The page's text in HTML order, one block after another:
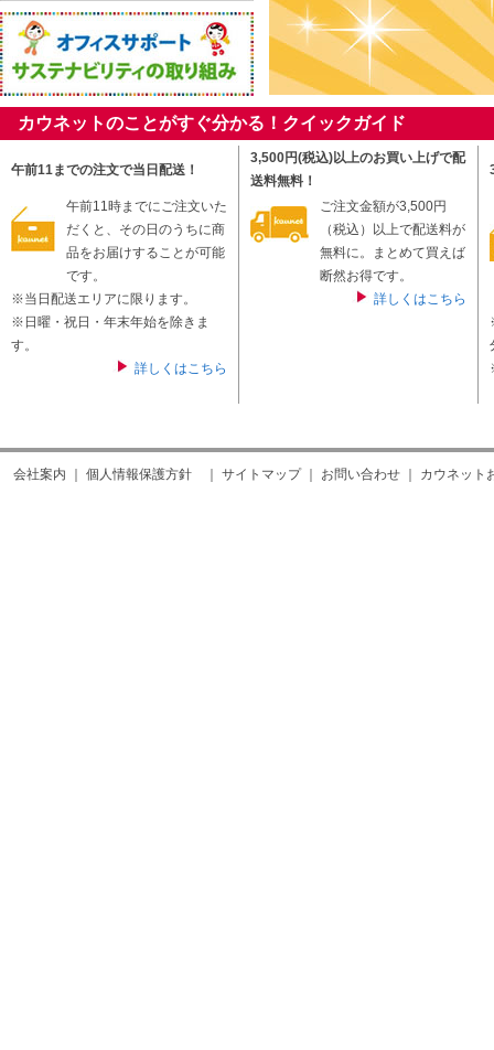
カウネットのことがすぐ分かる！クイックガイド
午前11までの注文で当日配送！
午前11時までにご注文いた
だくと、その日のうちに商
品をお届けすることが可能
です。
※当日配送エリアに限ります。
※日曜・祝日・年末年始を除きま
す。
詳しくはこちら
3,500円(税込)以上のお買い上げで配
送料無料！
ご注文金額が3,500円
（税込）以上で配送料が
無料に。まとめて買えば
断然お得です。
詳しくはこちら
会社案内 個人情報保護方針 サイトマップ｜ お問い合わせ カウネット